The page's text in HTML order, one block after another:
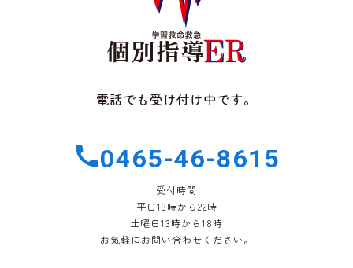
電話でも受け付け中です。
0465-46-8615
受付時間
平日13時から22時
土曜日13時から18時
お気軽にお問い合わせください。